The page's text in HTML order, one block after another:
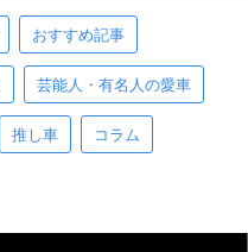
おすすめ記事
芸能人・有名人の愛車
推し車 コラム